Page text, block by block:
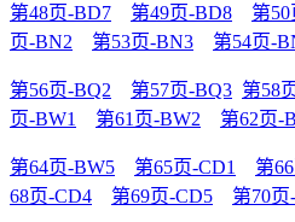
第48页-BD7 第49页-BD8 第
页-BN2
第53页-BN3 第54页-
第56页-BQ2 第57页-BQ3 第58
页-BW1
第61页-BW2 第62页-
第64页-BW5 第65页-CD1 第
68页-CD4
第69页-CD5 第70页